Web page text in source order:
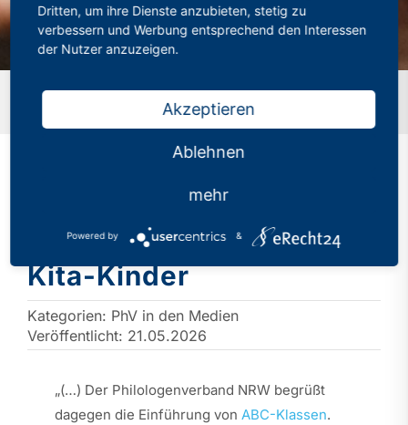
Startseite»ABC-Klassen: NRW ringt um Sprachförderung
um Sprachförderung für
Kita-Kinder
Kategorien: PhV in den Medien
Veröffentlicht: 21.05.2026
„(…) Der Philologenverband NRW begrüßt
dagegen die Einführung von ABC-Klassen.
Dritten, um ihre Dienste anzubieten, stetig zu
verbessern und Werbung entsprechend den Interessen
der Nutzer anzuzeigen.
Akzeptieren
Ablehnen
mehr
Powered by &